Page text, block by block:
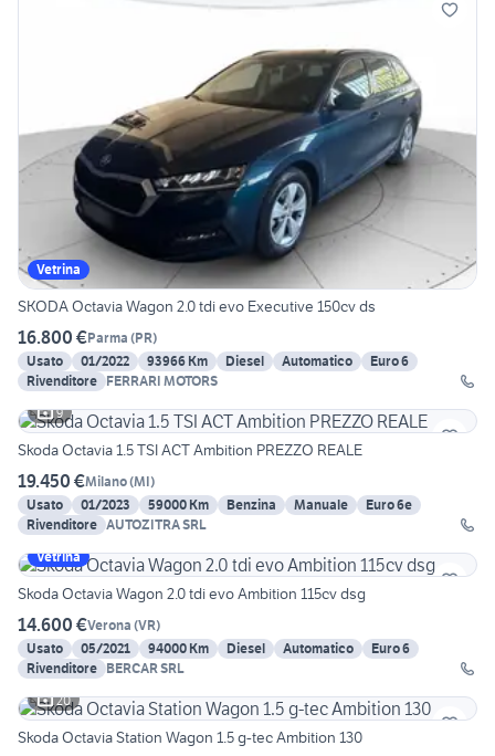
Vetrina
SKODA Octavia Wagon 2.0 tdi evo Executive 150cv ds
16.800 €Parma (PR)
Usato
01/2022 93966 Km Diesel Automatico
Euro 6
Rivenditore FERRARI MOTORS
9
Skoda Octavia 1.5 TSI ACT Ambition PREZZO REALE
19.450 €Milano(MI)
Usato
01/2023 59000 Km Benzina Manuale
Euro 6e
Rivenditore AUTOZITRA SRL
Vetrina
Skoda Octavia Wagon 2.0 tdi evo Ambition 115cv dsg
14.600 €Verona (VR)
Usato
05/2021 94000 Km Diesel Automatico
Euro 6
Rivenditore BERCAR SRL
20
Skoda Octavia Station Wagon 1.5 g-tec Ambition 130